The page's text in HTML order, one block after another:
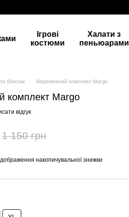
Ігрові
костюми
Халати з
пеньюарами
білизни Мережевний комплект Margo
комплект Margo
відгук
1 150 грн
накопичувальної знижки